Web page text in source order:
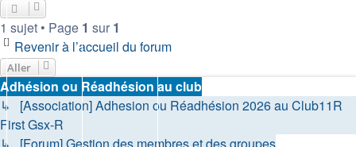
1 sujet • Page 1 sur 1
Revenir à l’accueil du forum
Aller
Adhésion ou Réadhésion au club
↳ [Association] Adhesion ou Réadhésion 2026 au Club11R
First Gsx-R